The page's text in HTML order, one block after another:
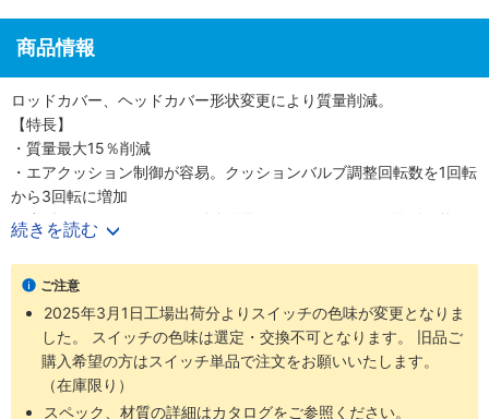
商品情報
ロッドカバー、ヘッドカバー形状変更により質量削減。
【特長】
・質量最大15％削減
・エアクッション制御が容易。クッションバルブ調整回転数を1回転
から3回転に増加
・小型オートスイッチから耐強磁界オートスイッチまで取付可能
・ロッド先端金具、揺動受け金具付の品番を設定しました
・豊富な取付支持金具
続きを読む
ご注意
2025年3月1日工場出荷分よりスイッチの色味が変更となりま
した。 スイッチの色味は選定・交換不可となります。 旧品ご
購入希望の方はスイッチ単品で注文をお願いいたします。
（在庫限り）
スペック、材質の詳細はカタログをご参照ください。